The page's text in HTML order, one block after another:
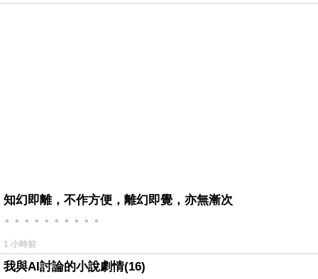
知幻即離，不作方便，離幻即覺，亦無漸次
。。。。。。。。。。
1 小時前
我與AI討論的小說劇情(16)